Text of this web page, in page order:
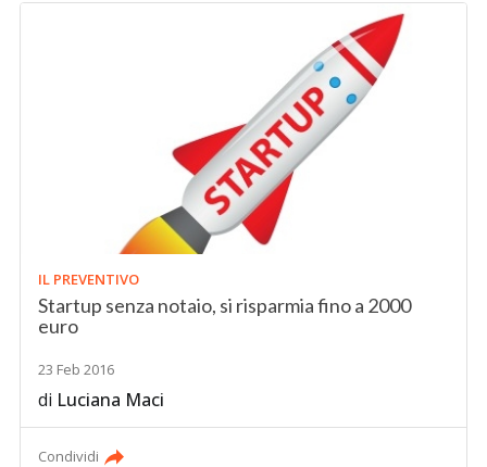
IL PREVENTIVO
Startup senza notaio, si risparmia fino a 2000
euro
23 Feb 2016
di Luciana Maci
Condividi